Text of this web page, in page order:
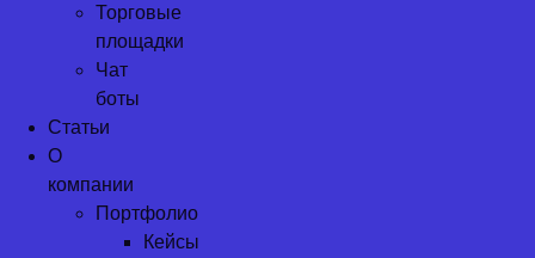
Торговые
площадки
Чат
боты
Статьи
О
компании
Портфолио
Кейсы